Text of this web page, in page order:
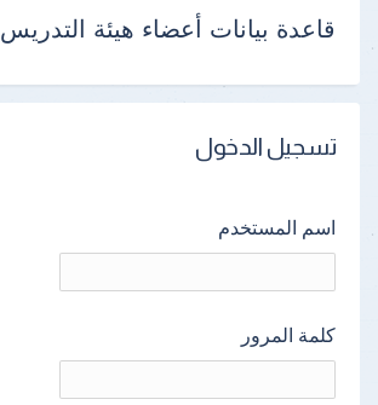
قاعدة بيانات أعضاء هيئة التدريس
تسجيل الدخول
اسم المستخدم
كلمة المرور